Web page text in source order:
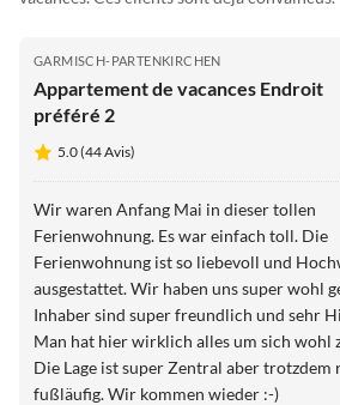
GARMISCH-PARTENKIRCHEN
Appartement de vacances Endroit
préféré 2
5.0 (44 Avis)
Wir waren Anfang Mai in dieser tollen
Ferienwohnung. Es war einfach toll. Die
Ferienwohnung ist so liebevoll und
ausgestattet. Wir haben uns super wohl
Inhaber sind super freundlich und sehr
Man hat hier wirklich alles um sich wohl
Die Lage ist super Zentral aber trotzdem
fußläufig. Wir kommen wieder :-)